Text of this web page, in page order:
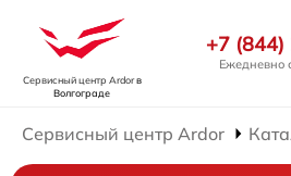
Сервисный центр Ardorв
Волгограде
+7
Ежедневно
Сервисный центр Ardor